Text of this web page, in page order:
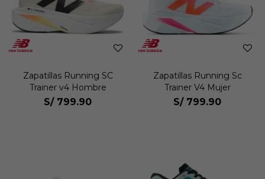
Zapatillas Running SC
Trainer v4 Hombre
S/ 799.90
Zapatillas Running Sc
Trainer V4 Mujer
S/ 799.90